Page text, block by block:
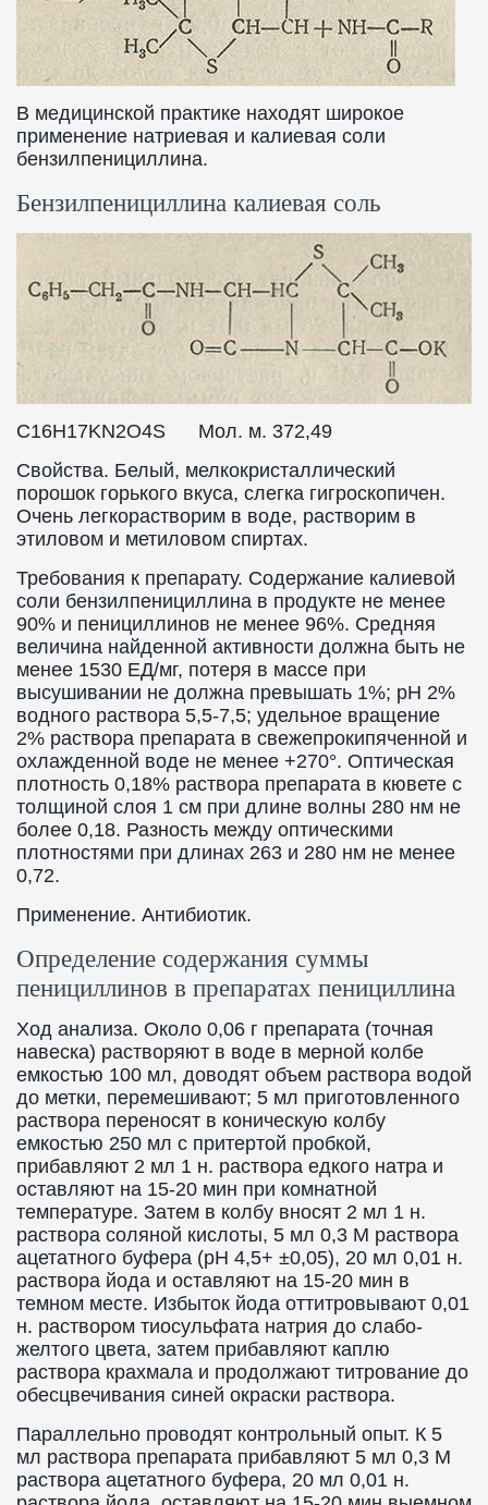
В медицинской практике находят широкое
применение натриевая и калиевая соли
бензилпенициллина.
Бензилпенициллина калиевая соль
C16H17KN2O4S Мол. м. 372,49
Свойства. Белый, мелкокристаллический
порошок горького вкуса, слегка гигроскопичен.
Очень легкорастворим в воде, растворим в
этиловом и метиловом спиртах.
Требования к препарату. Содержание калиевой
соли бензилпенициллина в продукте не менее
90% и пенициллинов не менее 96%. Средняя
величина найденной активности должна быть не
менее 1530 ЕД/мг, потеря в массе при
высушивании не должна превышать 1%; рН 2%
водного раствора 5,5-7,5; удельное вращение
2% раствора препарата в свежепрокипяченной и
охлажденной воде не менее +270°. Оптическая
плотность 0,18% раствора препарата в кювете с
толщиной слоя 1 см при длине волны 280 нм не
более 0,18. Разность между оптическими
плотностями при длинах 263 и 280 нм не менее
0,72.
Применение. Антибиотик.
Определение содержания суммы
пенициллинов в препаратах пенициллина
Ход анализа. Около 0,06 г препарата (точная
навеска) растворяют в воде в мерной колбе
емкостью 100 мл, доводят объем раствора водой
до метки, перемешивают; 5 мл приготовленного
раствора переносят в коническую колбу
емкостью 250 мл с притертой пробкой,
прибавляют 2 мл 1 н. раствора едкого натра и
оставляют на 15-20 мин при комнатной
температуре. Затем в колбу вносят 2 мл 1 н.
раствора соляной кислоты, 5 мл 0,3 М раствора
ацетатного буфера (рН 4,5+ ±0,05), 20 мл 0,01 н.
раствора йода и оставляют на 15-20 мин в
темном месте. Избыток йода оттитровывают 0,01
н. раствором тиосульфата натрия до слабо-
желтого цвета, затем прибавляют каплю
раствора крахмала и продолжают титрование до
обесцвечивания синей окраски раствора.
Параллельно проводят контрольный опыт. К 5
мл раствора препарата прибавляют 5 мл 0,3 М
раствора ацетатного буфера, 20 мл 0,01 н.